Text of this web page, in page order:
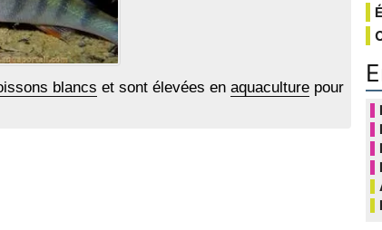
blancs et sont élevées en aquaculture pour